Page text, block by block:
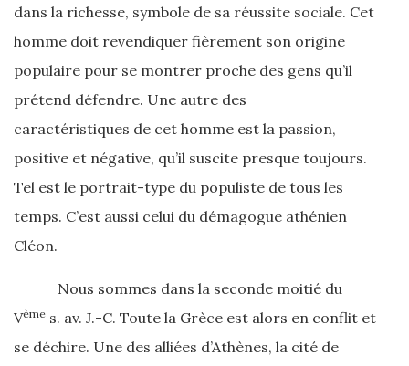
dans la richesse, symbole de sa réussite sociale. Cet
homme doit revendiquer fièrement son origine
populaire pour se montrer proche des gens qu’il
prétend défendre. Une autre des
caractéristiques de cet homme est la passion,
positive et négative, qu’il suscite presque toujours.
Tel est le portrait-type du populiste de tous les
temps. C’est aussi celui du démagogue athénien
Cléon.
Nous sommes dans la seconde moitié du
Vème s. av. J.-C. Toute la Grèce est alors en conflit et
se déchire. Une des alliées d’Athènes, la cité de